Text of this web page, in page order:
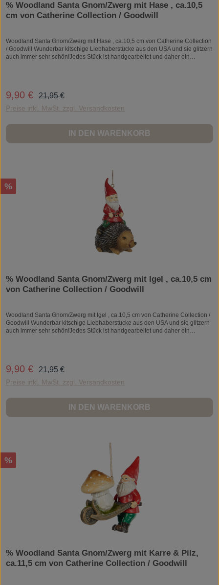
% Woodland Santa Gnom/Zwerg mit Hase , ca.10,5
cm von Catherine Collection / Goodwill
Woodland Santa Gnom/Zwerg mit Hase , ca.10,5 cm von Catherine Collection
/ Goodwill Wunderbar kitschige Liebhaberstücke aus den USA und sie glitzern
auch immer sehr schön!Jedes Stück ist handgearbeitet und daher ein
Verkaufspreis:
9,90 € Regulärer Preis:
21,95 €
Preise inkl. MwSt. zzgl. Versandkosten
IN DEN WARENKORB
Rabatt
%
% Woodland Santa Gnom/Zwerg mit Igel , ca.10,5 cm
von Catherine Collection / Goodwill
Woodland Santa Gnom/Zwerg mit Igel , ca.10,5 cm von Catherine Collection /
Goodwill Wunderbar kitschige Liebhaberstücke aus den USA und sie glitzern
auch immer sehr schön!Jedes Stück ist handgearbeitet und daher ein
Verkaufspreis:
9,90 € Regulärer Preis:
21,95 €
Preise inkl. MwSt. zzgl. Versandkosten
IN DEN WARENKORB
Rabatt
%
% Woodland Santa Gnom/Zwerg mit Karre & Pilz,
ca.11,5 cm von Catherine Collection / Goodwill